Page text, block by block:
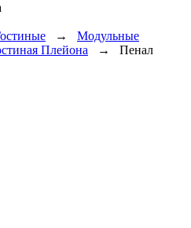
→ Модульные
Плейона → Пенал